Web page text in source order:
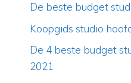
De beste budget
Koopgids studio
De 4 beste budget
2021